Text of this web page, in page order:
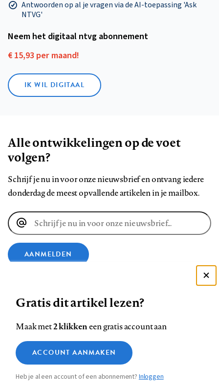
Antwoorden op al je vragen via de AI-toepassing 'Ask
NTVG'
Neem het digitaal ntvg abonnement
€ 15,93 per maand!
IK WIL DIGITAAL
Alle ontwikkelingen op de voet
volgen?
Schrijf je nu in voor onze nieuwsbrief en ontvang iedere
donderdag de meest opvallende artikelen in je mailbox.
E-
mailadres
AANMELDEN
ons
op
Facebook
ons
op
LinkedIn
ons
op
Bluesky
ons
op
Instagram
ons
YouTube
ons
Footer
navigation
Contact Colofon Disclaimer Privacy
Medische vragen verdienen
betrouwbare antwoorden
Zie onze cookie policy
Analytische cookies
Marketing cookies
Gratis dit artikel lezen?
Maak met2 klikkeneen gratis account aan
ACCOUNT AANMAKEN
Heb je al een account of een abonnement?Inloggen